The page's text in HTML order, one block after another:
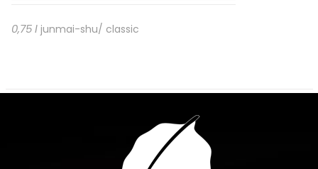
0,75 l junmai-shu/ classic